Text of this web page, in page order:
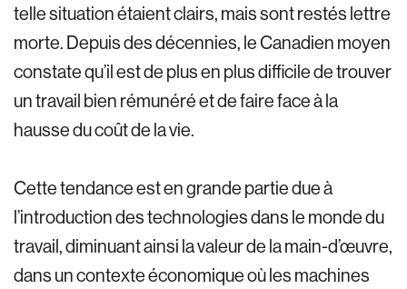
telle situation étaient clairs, mais sont restés lettre
morte. Depuis des décennies, le Canadien moyen
constate qu’il est de plus en plus difficile de trouver
un travail bien rémunéré et de faire face à la
hausse du coût de la vie.
Cette tendance est en grande partie due à
l’introduction des technologies dans le monde du
travail, diminuant ainsi la valeur de la main-d’œuvre,
dans un contexte économique où les machines